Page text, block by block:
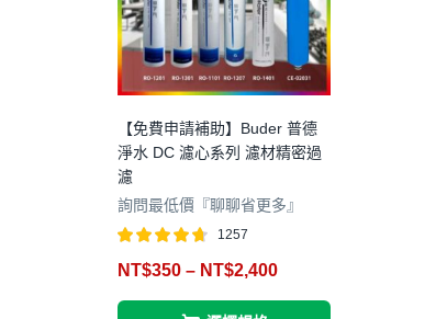
【免費申請補助】Buder 普德
淨水 DC 濾心系列 濾材精密過
濾
詢問最低價『聊聊省更多』
評分4.65
滿分 5
1257
NT$350 – NT$2,400